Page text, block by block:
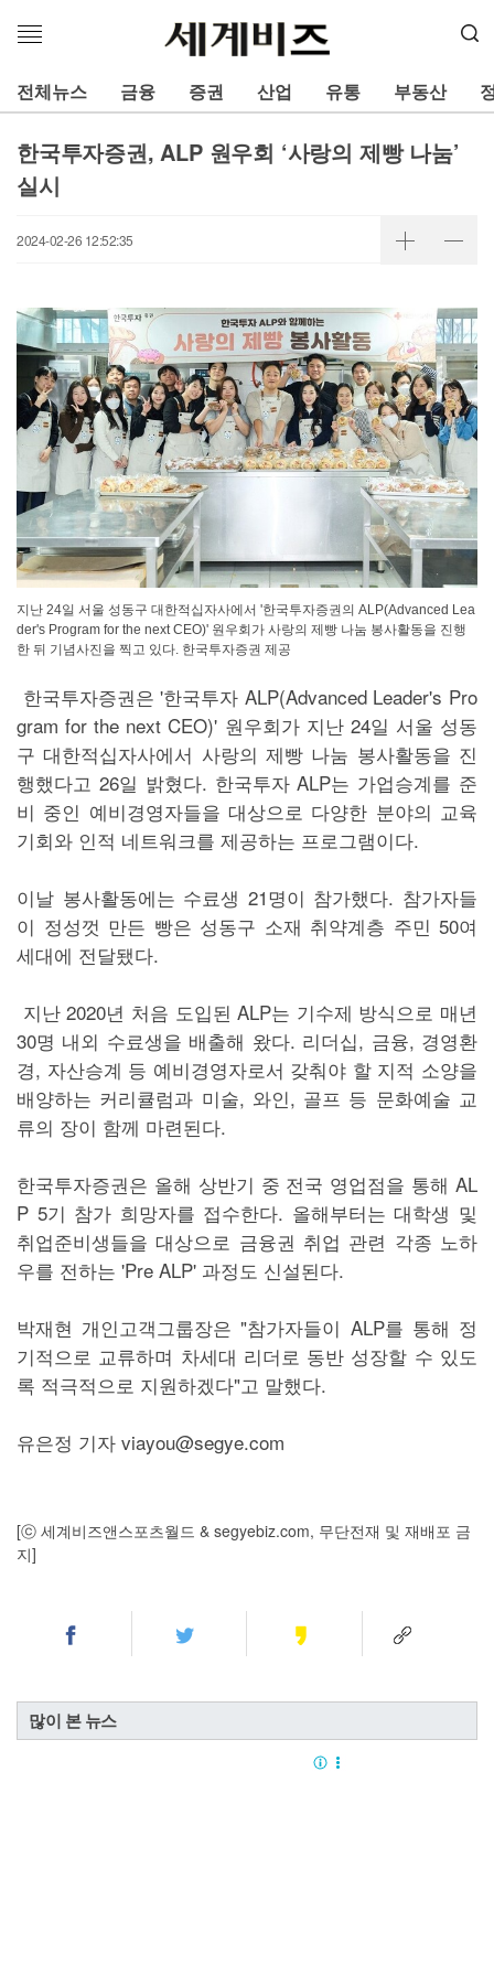
메
열
기
전체뉴스 금융 증권 산업 유통 부동산
한국투자증권, ALP 원우회 ‘사랑의 제빵 나눔’
실시
2024-02-26 12:52:35
지난 24일 서울 성동구 대한적십자사에서 '한국투자증권의 ALP(Advanced Lea
der's Program for the next CEO)' 원우회가 사랑의 제빵 나눔 봉사활동을 진행
한 뒤 기념사진을 찍고 있다. 한국투자증권 제공
한국투자증권은 '한국투자 ALP(Advanced Leader's Pro
gram for the next CEO)' 원우회가 지난 24일 서울 성동
구 대한적십자사에서 사랑의 제빵 나눔 봉사활동을 진
행했다고 26일 밝혔다. 한국투자 ALP는 가업승계를 준
비 중인 예비경영자들을 대상으로 다양한 분야의 교육
기회와 인적 네트워크를 제공하는 프로그램이다.
이날 봉사활동에는 수료생 21명이 참가했다. 참가자들
이 정성껏 만든 빵은 성동구 소재 취약계층 주민 50여
세대에 전달됐다.
지난 2020년 처음 도입된 ALP는 기수제 방식으로 매년
30명 내외 수료생을 배출해 왔다. 리더십, 금융, 경영환
경, 자산승계 등 예비경영자로서 갖춰야 할 지적 소양을
배양하는 커리큘럼과 미술, 와인, 골프 등 문화예술 교
류의 장이 함께 마련된다.
한국투자증권은 올해 상반기 중 전국 영업점을 통해 AL
P 5기 참가 희망자를 접수한다. 올해부터는 대학생 및
취업준비생들을 대상으로 금융권 취업 관련 각종 노하
우를 전하는 'Pre ALP' 과정도 신설된다.
박재현 개인고객그룹장은 "참가자들이 ALP를 통해 정
기적으로 교류하며 차세대 리더로 동반 성장할 수 있도
록 적극적으로 지원하겠다"고 말했다.
유은정 기자 viayou@segye.com
[ⓒ 세계비즈앤스포츠월드 & segyebiz.com, 무단전재 및 재배포 금
지]
많이 본 뉴스